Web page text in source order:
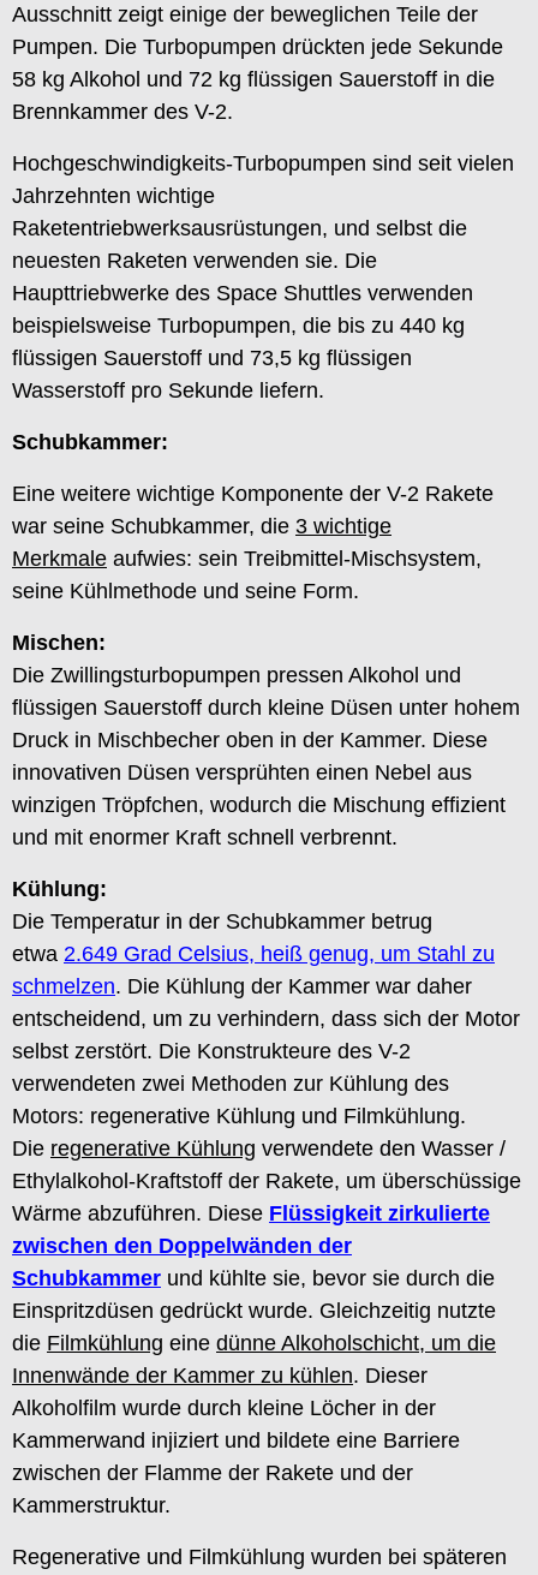
Ausschnitt zeigt einige der beweglichen Teile der
Pumpen. Die Turbopumpen drückten jede Sekunde
58 kg Alkohol und 72 kg flüssigen Sauerstoff in die
Brennkammer des V-2.
Hochgeschwindigkeits-Turbopumpen sind seit vielen
Jahrzehnten wichtige
Raketentriebwerksausrüstungen, und selbst die
neuesten Raketen verwenden sie. Die
Haupttriebwerke des Space Shuttles verwenden
beispielsweise Turbopumpen, die bis zu 440 kg
flüssigen Sauerstoff und 73,5 kg flüssigen
Wasserstoff pro Sekunde liefern.
Schubkammer:
Eine weitere wichtige Komponente der V-2 Rakete
war seine Schubkammer, die 3 wichtige
Merkmale aufwies: sein Treibmittel-Mischsystem,
seine Kühlmethode und seine Form.
Mischen:
Die Zwillingsturbopumpen pressen Alkohol und
flüssigen Sauerstoff durch kleine Düsen unter hohem
Druck in Mischbecher oben in der Kammer. Diese
innovativen Düsen versprühten einen Nebel aus
winzigen Tröpfchen, wodurch die Mischung effizient
und mit enormer Kraft schnell verbrennt.
Kühlung:
Die Temperatur in der Schubkammer betrug
etwa 2.649 Grad Celsius, heiß genug, um Stahl zu
schmelzen. Die Kühlung der Kammer war daher
entscheidend, um zu verhindern, dass sich der Motor
selbst zerstört. Die Konstrukteure des V-2
verwendeten zwei Methoden zur Kühlung des
Motors: regenerative Kühlung und Filmkühlung.
Die regenerative Kühlung verwendete den Wasser /
Ethylalkohol-Kraftstoff der Rakete, um überschüssige
Wärme abzuführen. Diese Flüssigkeit zirkulierte
zwischen den Doppelwänden der
Schubkammer und kühlte sie, bevor sie durch die
Einspritzdüsen gedrückt wurde. Gleichzeitig nutzte
die Filmkühlung eine dünne Alkoholschicht, um die
Innenwände der Kammer zu kühlen. Dieser
Alkoholfilm wurde durch kleine Löcher in der
Kammerwand injiziert und bildete eine Barriere
zwischen der Flamme der Rakete und der
Kammerstruktur.
Regenerative und Filmkühlung wurden bei späteren